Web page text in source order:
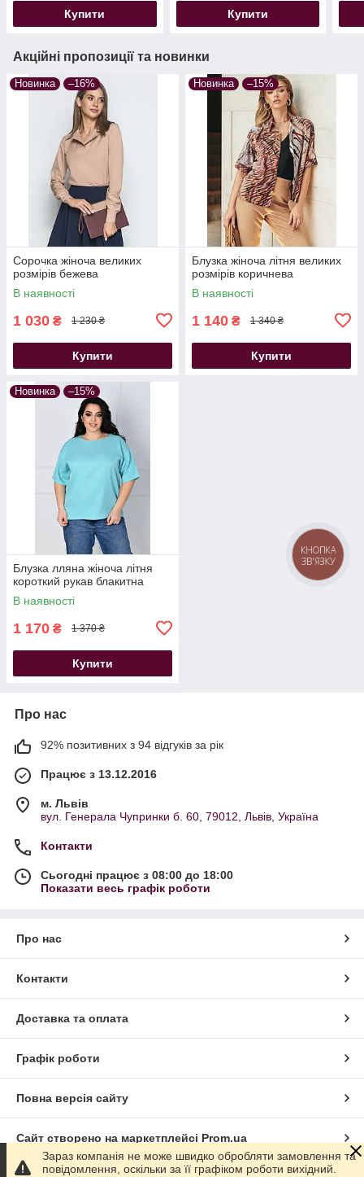
Купити Купити
Акційні пропозиції та новинки
Новинка –16%
Сорочка жіноча великих
розмірів бежева
В наявності
1 030 ₴ 1 230 ₴
Купити
Новинка –15%
Блузка жіноча літня великих
розмірів коричнева
В наявності
1 140 ₴ 1 340 ₴
Купити
Новинка –15%
Блузка лляна жіноча літня
короткий рукав блакитна
В наявності
1 170 ₴ 1 370 ₴
Купити
Про нас
92% позитивних з 94 відгуків за рік
Працює з 13.12.2016
м. Львів
вул. Генерала Чупринки б. 60, 79012, Львів, Україна
Контакти
Сьогодні працює з 08:00 до 18:00
Показати весь графік роботи
Про нас
Контакти
Доставка та оплата
Графік роботи
Повна версія сайту
Сайт створено на маркетплейсі Prom.ua
Зараз компанія не може швидко обробляти замовлення та
повідомлення, оскільки за її графіком роботи вихідний.
КНОПКА
ЗВ'ЯЗКУ